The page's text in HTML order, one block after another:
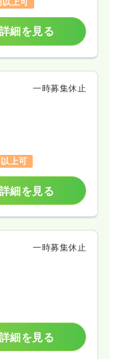
経験可
上可
細を見る
一般＋療養
可
第二新卒可
詳細を見る
一時募集休止
詳細を見る
一時募集休止
上可
詳細を見る
一時募集休止
詳細を見る